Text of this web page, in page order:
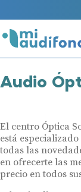
Audio
El centro Óptica
está
todas las
en ofrecerte las
precio en todos